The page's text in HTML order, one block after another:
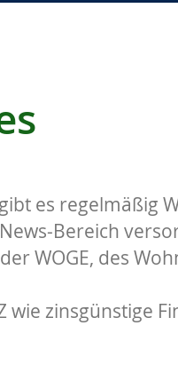
es regelmäßig
Bereich
WOGE, des
wie zinsgünstige